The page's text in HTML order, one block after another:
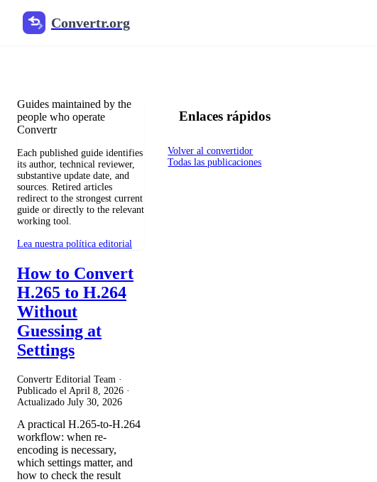
Convertr.org
Blog de conversión de archivos
Guides maintained by the
people who operate
Convertr
Each published guide identifies
its author, technical reviewer,
substantive update date, and
sources. Retired articles
redirect to the strongest current
guide or directly to the relevant
working tool.
Lea nuestra política editorial
How to Convert
H.265 to H.264
Without
Guessing at
Settings
Convertr Editorial Team ·
Publicado el April 8, 2026 ·
Actualizado July 30, 2026
A practical H.265-to-H.264
workflow: when re-
encoding is necessary,
which settings matter, and
how to check the result
Enlaces rápidos
Volver al convertidor
Todas las publicaciones